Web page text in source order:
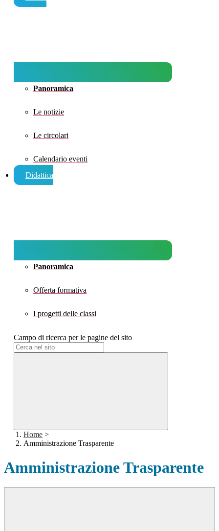
Panoramica
Le notizie
Le circolari
Calendario eventi
Didattica
Panoramica
Offerta formativa
I progetti delle classi
Campo di ricerca per le pagine del sito
Home >
Amministrazione Trasparente
Amministrazione Trasparente